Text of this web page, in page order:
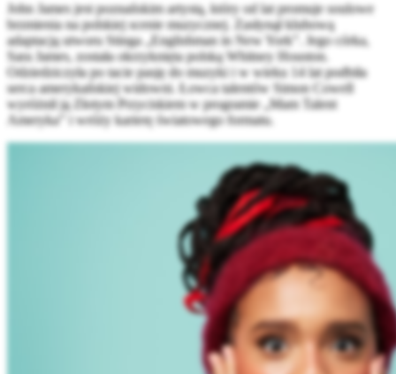
John James jest poznańskim artystą, który od lat promuje soulowe
brzmienia na polskiej scenie muzycznej. Zasłynął klubową
adaptacją utworu Stinga „Englishman in New York”. Jego córka,
Sara James, została okrzyknięta polską Whitney Houston.
Odziedziczyła po tacie pasję do muzyki i w wieku 14 lat podbiła
serca amerykańskiej widowni. Łowca talentów Simon Cowell
wyróżnił ją Złotym Przyciskiem w programie „Mam Talent
Ameryka” i wróży karierę światowego formatu.